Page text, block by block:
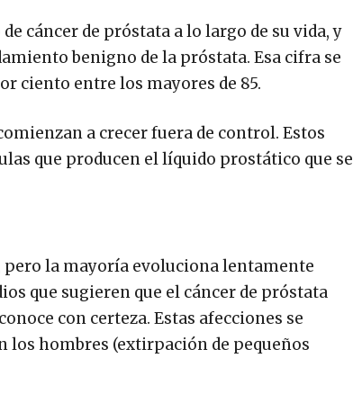
cáncer de próstata a lo largo de su vida, y
benigno de la próstata. Esa cifra se
ciento entre los mayores de 85.
a crecer fuera de control. Estos
que producen el líquido prostático que se
pero la mayoría evoluciona lentamente
que sugieren que el cáncer de próstata
con certeza. Estas afecciones se
los hombres (extirpación de pequeños